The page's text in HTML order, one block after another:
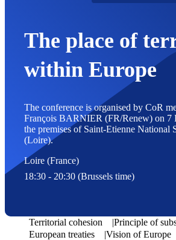
The place of
within Europe
​​​​​The conference is organised by CoR
François BARNIER (FR/Renew) on 7
the premises of Saint-Etienne National
(Loire).
Loire (France)
18:30 - 20:30 (Brussels time)
Territorial cohesion
Principle of
European treaties
Vision of Europe